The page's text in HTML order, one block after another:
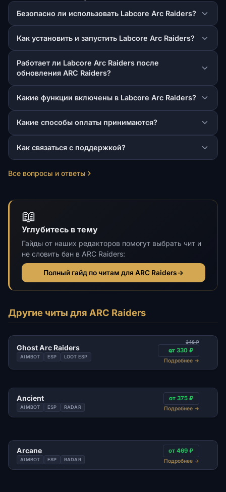
Безопасно ли использовать Labcore Arc Raiders?
Как установить и запустить Labcore Arc Raiders?
Работает ли Labcore Arc Raiders после
обновления ARC Raiders?
Какие функции включены в Labcore Arc Raiders?
Какие способы оплаты принимаются?
Как связаться с поддержкой?
Все вопросы и ответы
📖
Углубитесь в тему
Гайды от наших редакторов помогут выбрать чит и
не словить бан в ARC Raiders:
Полный гайд по читам для ARC Raiders→
Другие читы для ARC Raiders
Ghost Arc Raiders
AIMBOT ESP LOOT ESP
348 ₽
от 330 ₽
Подробнее →
Ancient
AIMBOT ESP RADAR
от 375 ₽
Подробнее →
Arcane
AIMBOT ESP RADAR
от 469 ₽
Подробнее →